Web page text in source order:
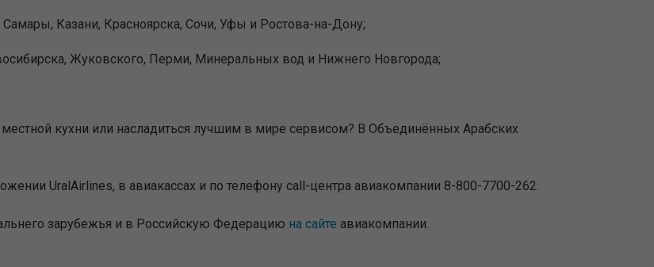
Казани, Красноярска, Сочи, Уфы и Ростова-на-Дону;
Жуковского, Перми, Минеральных вод и Нижнего Новгорода;
кухни или насладиться лучшим в мире сервисом? В Объединённых Арабских
UralAirlines, в авиакассах и по телефону call-центра авиакомпании 8-800-7700-262.
зарубежья и в Российскую Федерацию на сайте авиакомпании.